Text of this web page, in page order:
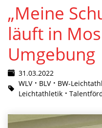
„Meine
läuft in
Umgebung
31.03.2022
WLV
BLV BW-
Leichtathletik